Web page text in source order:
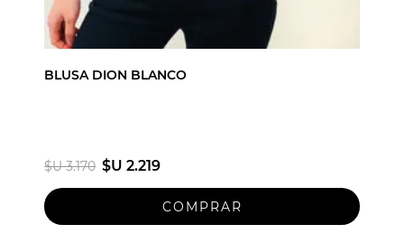
BLUSA DION BLANCO
$U 3.170 $U 2.219